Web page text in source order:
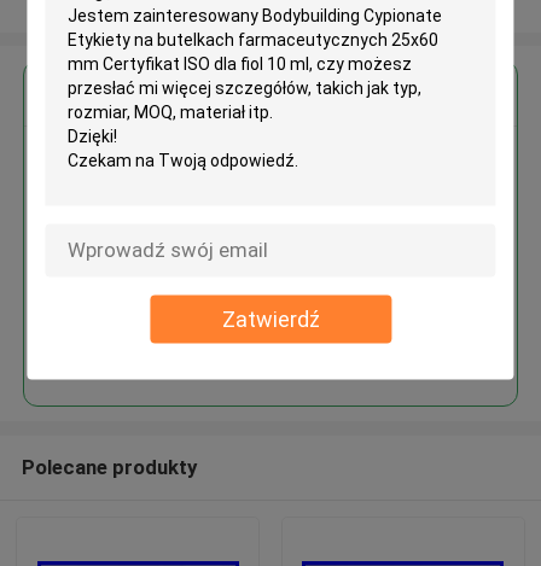
Zatwierdź
Uzyskaj najlepszą cenę za
Bodybuilding Cypionate Etykiety
10 ml
Kontyntynuj
Polecane produkty